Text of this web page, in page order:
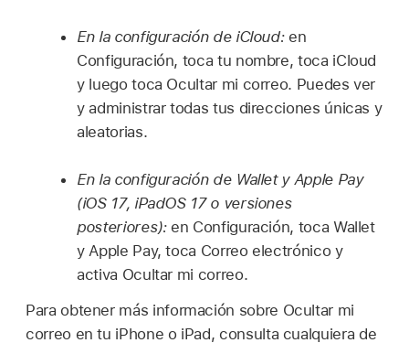
En la configuración de iCloud: en
Configuración, toca tu nombre, toca iCloud
y luego toca Ocultar mi correo. Puedes ver
y administrar todas tus direcciones únicas y
aleatorias.
En la configuración de Wallet y Apple Pay
(iOS 17, iPadOS 17 o versiones
posteriores):en Configuración, toca Wallet
y Apple Pay, toca Correo electrónico y
activa Ocultar mi correo.
Para obtener más información sobre Ocultar mi
correo en tu iPhone o iPad, consulta cualquiera de